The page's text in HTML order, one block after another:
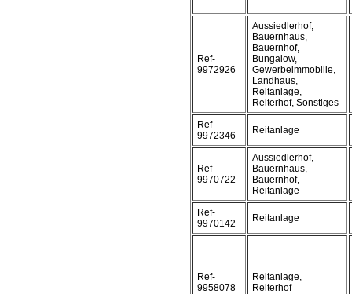
Ref-
9972926
Aussiedlerhof,
Bauernhaus,
Bauernhof,
Bungalow,
Gewerbeimmobilie,
Landhaus,
Reitanlage,
Reiterhof, Sonstiges
Ref-
9972346
Reitanlage
Ref-
9970722
Aussiedlerhof,
Bauernhaus,
Bauernhof,
Reitanlage
Ref-
9970142
Reitanlage
Ref-
9958078
Reitanlage,
Reiterhof